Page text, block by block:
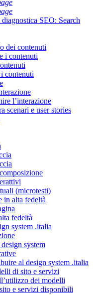
SEO: Search
dei contenuti
i contenuti
contenuti
l’interazione
scenari e user stories
(microtesti)
in alta fedeltà
fedeltà
system .italia
system
al design system .italia
di sito e servizi
dei modelli
e servizi disponibili